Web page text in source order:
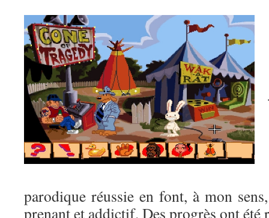
parodique réussie en font, à mon
prenant et addictif. Des progrès ont été